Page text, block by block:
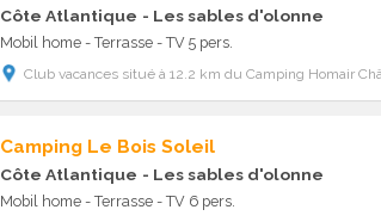
Côte Atlantique - Les sables d'olonne
Mobil home - Terrasse - TV 5 pers.
Club vacances situé à 12.2 km du Camping Homair
Camping Le Bois Soleil
Côte Atlantique - Les sables d'olonne
Mobil home - Terrasse - TV 6 pers.